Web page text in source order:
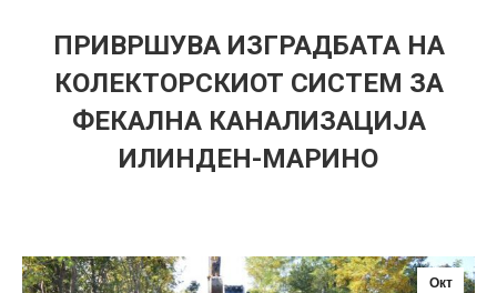
ПРИВРШУВА ИЗГРАДБАТА НА
КОЛЕКТОРСКИОТ СИСТЕМ ЗА
ФЕКАЛНА КАНАЛИЗАЦИЈА
ИЛИНДЕН-МАРИНО
Окт